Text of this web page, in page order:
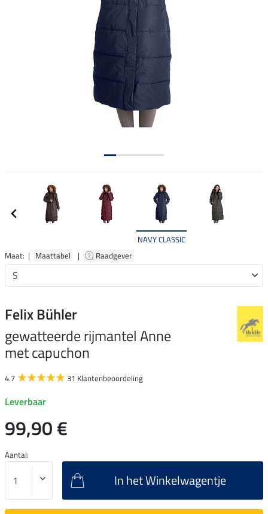
NAVY CLASSIC
Maat: | Maattabel | Raadgever
Felix Bühler
gewatteerde rijmantel Anne
met capuchon
4.7 31 Klantenbeoordeling
Leverbaar
99,90 €
Aantal:
In het Winkelwagentje